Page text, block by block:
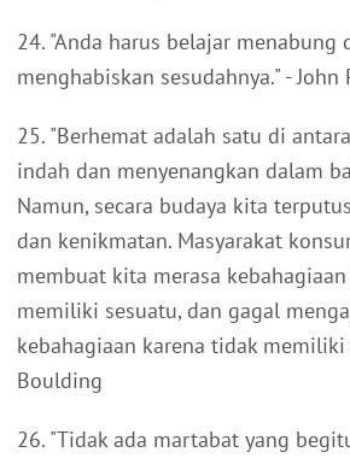
24. "Anda harus belajar menabung
menghabiskan sesudahnya." - John
25. "Berhemat adalah satu di
indah dan menyenangkan dalam
Namun, secara budaya kita
dan kenikmatan. Masyarakat
membuat kita merasa
memiliki sesuatu, dan gagal
kebahagiaan karena tidak memiliki
Boulding
26. "Tidak ada martabat yang